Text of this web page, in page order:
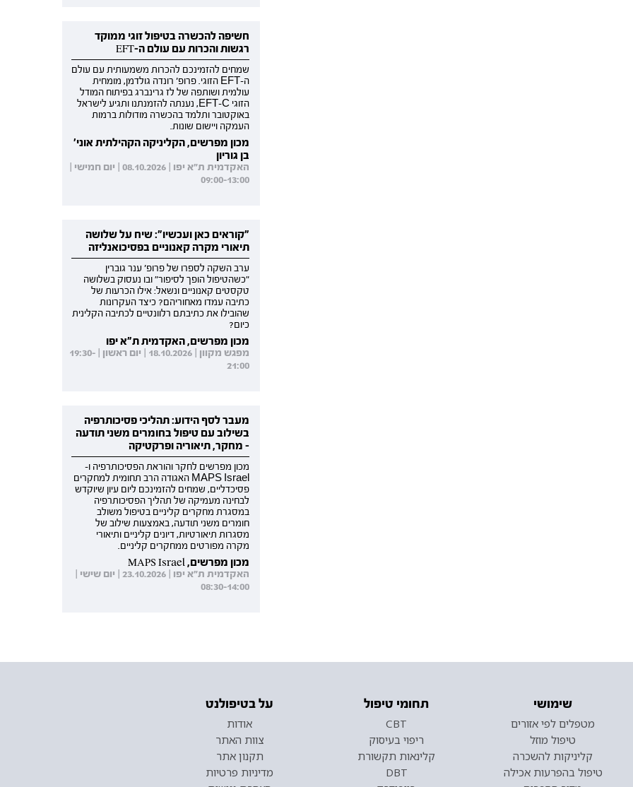
חשיפה להכשרה בטיפול זוגי ממוקד
רגשות והכרות עם עולם ה-EFT
שמחים להזמינכם להכרות משמעותית עם עולם
ה-EFT הזוגי. פרופ' רונדה גולדמן, מומחית
עולמית ושותפה של לז גרינברג בפיתוח המודל
הזוגי EFT-C, נענתה להזמנתנו ותגיע לישראל
באוקטובר ותלמד בהכשרה מודולות ברמות
העמקה ויישום שונות.
מכון מפרשים, הקליניקה הקהילתית אוני'
בן גוריון
האקדמית ת"א יפו | 08.10.2026 | יום חמישי |
09:00-13:00
"קוראים כאן ועכשיו": שיח על שלושה
תיאורי מקרה קאנוניים בפסיכואנליזה
ערב השקה לספרו של פרופ' ענר גוברין
"כשהטיפול הופך לסיפור" ובו נעסוק בשלושה
טקסטים קאנוניים ונשאל: אילו הכרעות של
כתיבה עמדו מאחוריהם? כיצד העקרונות
שהובילו את כתיבתם רלוונטיים לכתיבה הקלינית
כיום?
מכון מפרשים, האקדמית ת"א יפו
מפגש מקוון | 18.10.2026 | יום ראשון | 19:30-
21:00
מעבר לסף הידוע: תהליכי פסיכותרפיה
בשילוב עם טיפול בחומרים משני תודעה
- מחקר, תיאוריה ופרקטיקה
מכון מפרשים לחקר והוראת הפסיכותרפיה ו-
MAPS Israel האגודה הרב תחומית למחקרים
פסיכדליים, שמחים להזמינכם ליום עיון שיוקדש
לבחינה מעמיקה של תהליך הפסיכותרפיה
במסגרת מחקרים קליניים בטיפול משולב
חומרים משני תודעה, באמצעות שילוב של
מסגרות תיאורטיות, דיונים קליניים ותיאורי
מקרה מפורטים ממחקרים קליניים.
מכון מפרשים, MAPS Israel
האקדמית ת"א יפו | 23.10.2026 | יום שישי |
08:30-14:00
שימושי
מטפלים לפי אזורים
טיפול מוזל
קליניקות להשכרה
טיפול בהפרעות אכילה
תחומי טיפול
CBT
ריפוי בעיסוק
קלינאות תקשורת
DBT
על בטיפולנט
אודות
צוות האתר
תקנון אתר
מדיניות פרטיות